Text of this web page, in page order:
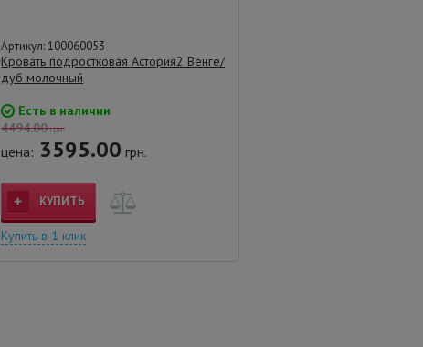
Артикул: 100060053
Кровать подростковая Астория2 Венге/
дуб молочный
Есть в наличии
4494.00грн.
цена: 3595.00 грн.
КУПИТЬ
Купить в 1 клик